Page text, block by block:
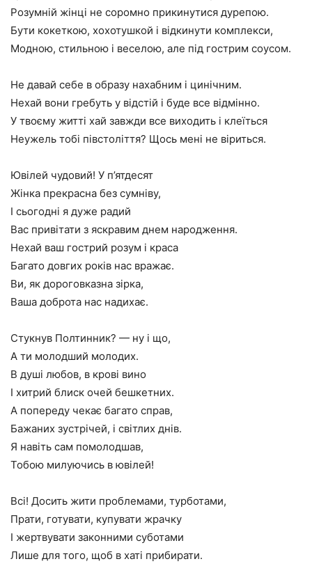
Розумній жінці не соромно прикинутися дурепою.
Бути кокеткою, хохотушкой і відкинути комплекси,
Модною, стильною і веселою, але під гострим соусом.
Не давай себе в образу нахабним і цинічним.
Нехай вони гребуть у відстій і буде все відмінно.
У твоєму житті хай завжди все виходить і клеїться
Неужель тобі півстоліття? Щось мені не віриться.
Ювілей чудовий! У п’ятдесят
Жінка прекрасна без сумніву,
І сьогодні я дуже радий
Вас привітати з яскравим днем народження.
Нехай ваш гострий розум і краса
Багато довгих років нас вражає.
Ви, як дороговказна зірка,
Ваша доброта нас надихає.
Стукнув Полтинник? — ну і що,
А ти молодший молодих.
В душі любов, в крові вино
І хитрий блиск очей бешкетних.
А попереду чекає багато справ,
Бажаних зустрічей, і світлих днів.
Я навіть сам помолодшав,
Тобою милуючись в ювілей!
Всі! Досить жити проблемами, турботами,
Прати, готувати, купувати жрачку
І жертвувати законними суботами
Лише для того, щоб в хаті прибирати.